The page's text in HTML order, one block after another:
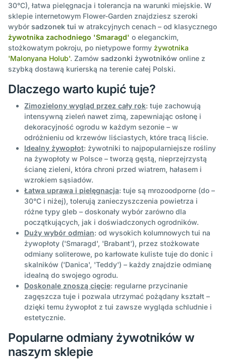
30°C), łatwa pielęgnacja i tolerancja na warunki miejskie. W
sklepie internetowym Flower-Garden znajdziesz szeroki
wybór sadzonek tui w atrakcyjnych cenach – od klasycznego
żywotnika zachodniego 'Smaragd' o eleganckim,
stożkowatym pokroju, po nietypowe formy żywotnika
'Malonyana Holub'. Zamów sadzonki żywotników online z
szybką dostawą kurierską na terenie całej Polski.
Dlaczego warto kupić tuje?
Zimozielony wygląd przez cały rok: tuje zachowują
intensywną zieleń nawet zimą, zapewniając osłonę i
dekoracyjność ogrodu w każdym sezonie – w
odróżnieniu od krzewów liściastych, które tracą liście.
Idealny żywopłot: żywotniki to najpopularniejsze rośliny
na żywopłoty w Polsce – tworzą gęstą, nieprzejrzystą
ścianę zieleni, która chroni przed wiatrem, hałasem i
wzrokiem sąsiadów.
Łatwa uprawa i pielęgnacja: tuje są mrozoodporne (do –
30°C i niżej), tolerują zanieczyszczenia powietrza i
różne typy gleb – doskonały wybór zarówno dla
początkujących, jak i doświadczonych ogrodników.
Duży wybór odmian: od wysokich kolumnowych tui na
żywopłoty ('Smaragd', 'Brabant'), przez stożkowate
odmiany soliterowe, po karłowate kuliste tuje do donic i
skalników ('Danica', 'Teddy') – każdy znajdzie odmianę
idealną do swojego ogrodu.
Doskonale znoszą cięcie: regularne przycinanie
zagęszcza tuje i pozwala utrzymać pożądany kształt –
dzięki temu żywopłot z tui zawsze wygląda schludnie i
estetycznie.
Popularne odmiany żywotników w
naszym sklepie